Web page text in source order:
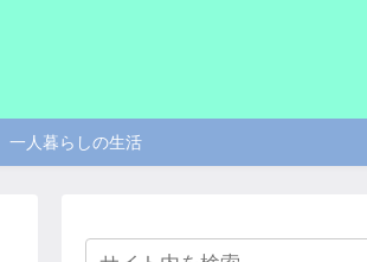
一人暮らしの生活